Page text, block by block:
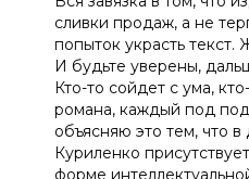
сливки продаж, а не
попыток украсть
И будьте уверены,
Кто-то сойдет с ума,
романа, каждый под
объясняю это тем, что
Куриленко
форме